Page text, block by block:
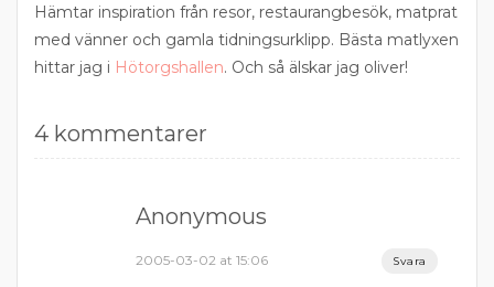
Hämtar inspiration från resor, restaurangbesök, matprat
med vänner och gamla tidningsurklipp. Bästa matlyxen
hittar jag i Hötorgshallen. Och så älskar jag oliver!
4 kommentarer
Anonymous
2005-03-02 at 15:06 Svara